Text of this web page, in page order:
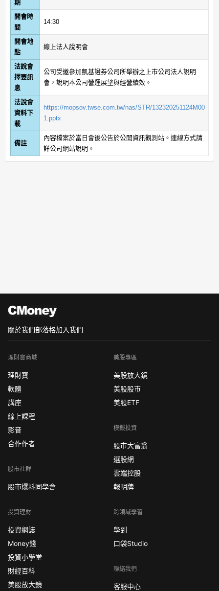
期
開會時
間
14:30
開會地
點
線上法人說明會
法說會
擇要訊
息
公司受邀參加凱基證券公司所舉辦之上市公司法人說明
會，說明本公司營運展望與經營績效。
法說會
資料下
載
https://mopsov.twse.com.tw/nas/STR/132320251124M00
1.pptx
備註
內容檔案於當日會後公告於公開資訊觀測站。連線方式請
詳公司網站說明。
關於我們部落格加入我們
理財寶商城
理財寶
軟體
講座
線上課程
影音
合作作者
股市社群
股市爆料同學會
投資理財
投資網誌
Money錢
投資小學堂
財經百科
美股放大鏡
美股專區
美股放大鏡
美股股市
美股ETF
模擬投資
股市大富翁
選股網
雲端控股
報明牌
跨領域學習
學到
口袋Studio
聯絡我們
客服中心